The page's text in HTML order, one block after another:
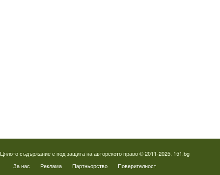
Цялото съдържание е под защита на авторското право © 2011-2025. 151.bg
За нас
Реклама Партньорство Поверителност